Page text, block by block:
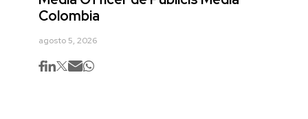
Colombia
agosto 5, 2026